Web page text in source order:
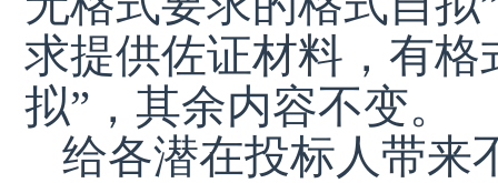
求提供佐证材料，有
拟”，其余内容不变。
给各潜在投标人带来